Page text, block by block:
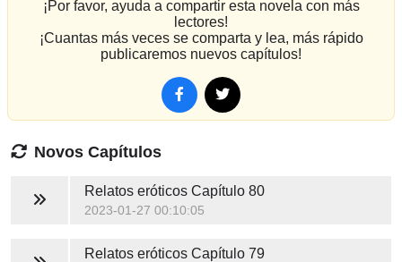
¡Por favor, ayuda a compartir esta novela con más
lectores!
¡Cuantas más veces se comparta y lea, más rápido
publicaremos nuevos capítulos!
Novos Capítulos
Relatos eróticosCapítulo 80
2023-01-27 00:10:05
Relatos eróticosCapítulo 79